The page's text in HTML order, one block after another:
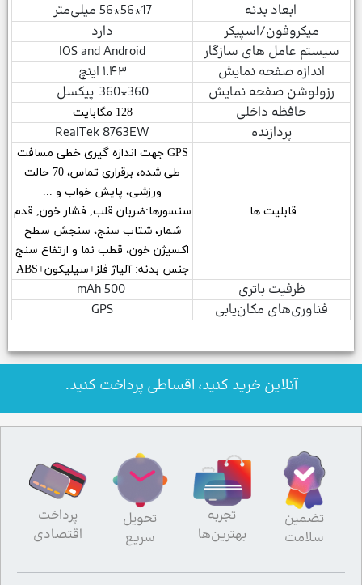
17*56*56 میلی‌متر
ابعاد بدنه
دارد
میکروفون/اسپیکر
IOS and Android
سیستم عامل های سازگار
۱.۴۳ اینچ
اندازه صفحه نمایش
360*360 پیکسل
رزولوشن صفحه نمایش
128 مگابایت
حافظه داخلی
RealTek 8763EW
پردازنده
GPS جهت اندازه گیری خطی مسافت
طی شده، برقراری تماس، 70 حالت
ورزشی، پایش خواب و ...
سنسورها:ضربان قلب, فشار خون, قدم
شمار، شتاب سنج، سنجش سطح
اکسیژن خون، قطب نما و ارتفاع سنج
جنس بدنه: آلیاژ فلز+سیلیکون+ABS
قابلیت ها
ظرفیت باتری
GPS
فناوری‌های مکان‌یابی
آنلاین خرید کنید، اقساطی پرداخت کنید.
تضمین
سلامت
تجربه
بهترین‌ها
تحویل
سریع
پرداخت
اقتصادی